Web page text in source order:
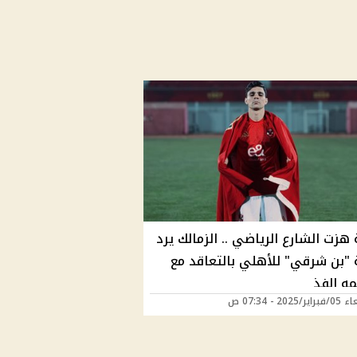
الشارع الرياضي .. الزمالك يرد
شرقي" للأهلي بالتعاقد مع
الفذ
- 07:34 ص